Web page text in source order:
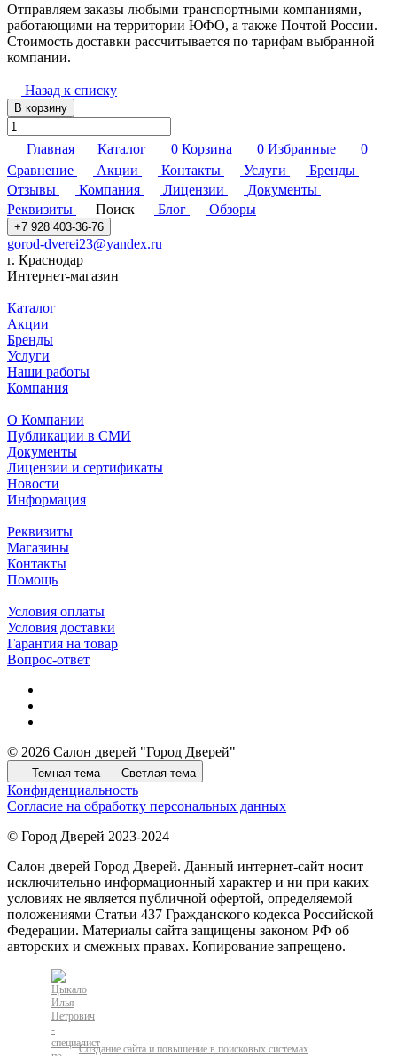
Отправляем заказы любыми транспортными компаниями,
работающими на территории ЮФО, а также Почтой России.
Стоимость доставки рассчитывается по тарифам выбранной
компании.
Назад к списку
В корзину
Главная Каталог 0 Корзина 0 Избранные
0
Сравнение
Акции Контакты Услуги
Бренды
Отзывы
Компания Лицензии
Документы
Реквизиты
Поиск Блог Обзоры
+7 928 403-36-76
gorod-dverei23@yandex.ru
г. Краснодар
Интернет-магазин
Каталог
Акции
Бренды
Услуги
Наши работы
Компания
О Компании
Публикации в СМИ
Документы
Лицензии и сертификаты
Новости
Информация
Реквизиты
Магазины
Контакты
Помощь
Условия оплаты
Условия доставки
Гарантия на товар
Вопрос-ответ
© 2026 Салон дверей "Город Дверей"
Темная тема Светлая тема
Конфиденциальность
Согласие на обработку персональных данных
© Город Дверей 2023-2024
Салон дверей Город Дверей. Данный интернет-сайт носит
исключительно информационный характер и ни при каких
условиях не является публичной офертой, определяемой
положениями Статьи 437 Гражданского кодекса Российской
Федерации. Материалы сайта защищены законом РФ об
авторских и смежных правах. Копирование запрещено.
Создание сайта и повышение в поисковых системах